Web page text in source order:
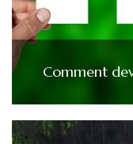
Comment